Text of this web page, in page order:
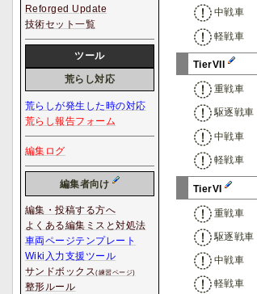
中戦車
軽戦車
TierVII
重戦車
駆逐戦車
中戦車
軽戦車
TierVI
重戦車
駆逐戦車
中戦車
軽戦車
Reforged Update
技術セット一覧
ツール
荒らし対応
荒らしが発生した時の対応
荒らし報告フォーム
編集ログ
編集者向け
編集・投稿する方へ
よくある編集ミスと対処法
車両ページテンプレート
Wiki入力支援ツール
サンドボックス(練習ページ)
整形ルール